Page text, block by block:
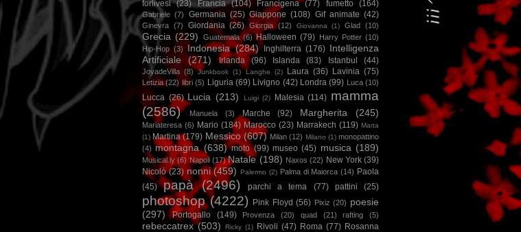
forlivesi (23) Francia (104) Francigena (77) fumetto (164)
Gabriele (7) Germania (25) Giappone (108) Gif animate (42)
Ginevra (7) Giordania (26) Giorgia (12) Giovanna (1) Glad (10)
Grecia (229) Guatemala (6) Halloween (79) Harry Potter (10)
Hip-Hop (3) Indonesia (284) Inghilterra (176) Intelligenza
Artificiale
(271) Irlanda (96) Islanda (83) Istanbul (44)
JoyadeVilla (8) Junkbook (1) Langhe (2) Laura (36) Lavinia (75)
Letizia (22) libri (5) Liguria (69) Livigno (42) Londra (99) Luca (10)
Lucca (26) Lucia (213) Luigi (2) Malesia (114) mamma
(2586)
Manuela (3) Marche (92) Margherita (245)
Mariateresa (6) Mario (184) Marocco (23) Marrakech (119) Marta
(1) Martina (179) Messico (607) Milan (12) Milano (1) monopattino
(4) montagna (638) moto (99) museo (45) musica (189)
Musical.ly (6) Napoli (17) Natale (198) Naxos (22) New York (39)
Nicolò (23) nonni (459) Palermo (2) Palma di Maiorca (14) Paola
(45)
papà (2496) parchi a tema (77) pattini (25)
photoshop (4222) Pink Floyd (56) Pixiz (20) poesie
(297)
Portogallo (149) Provenza (20) quad (21) rafting (5)
rebeccatrex (503) Ricky (1) Rivoli (47) Roma (77) Rosanna